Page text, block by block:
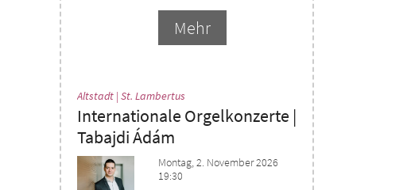
Mehr
Altstadt | St. Lambertus
Internationale Orgelkonzerte |
Tabajdi Ádám
Montag, 2. November 2026
19:30